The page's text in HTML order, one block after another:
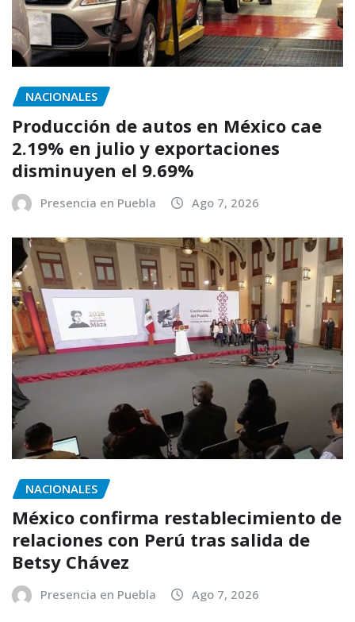
NACIONALES
Producción de autos en México cae
2.19% en julio y exportaciones
disminuyen el 9.69%
Presencia en Puebla Ago 7, 2026
NACIONALES
México confirma restablecimiento de
relaciones con Perú tras salida de
Betsy Chávez
Presencia en Puebla Ago 7, 2026